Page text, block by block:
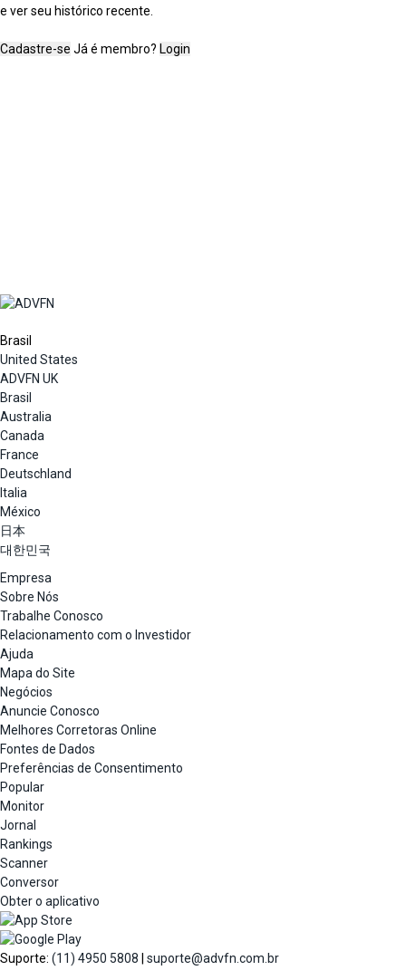
e ver seu histórico recente.
Cadastre-se Já é membro? Login
Brasil
United States
ADVFN UK
Brasil
Australia
Canada
France
Deutschland
Italia
México
日本
대한민국
Empresa
Sobre Nós
Trabalhe Conosco
Relacionamento com o Investidor
Ajuda
Mapa do Site
Negócios
Anuncie Conosco
Melhores Corretoras Online
Fontes de Dados
Preferências de Consentimento
Popular
Monitor
Jornal
Rankings
Scanner
Conversor
Obter o aplicativo
Suporte: (11) 4950 5808 suporte@advfn.com.br